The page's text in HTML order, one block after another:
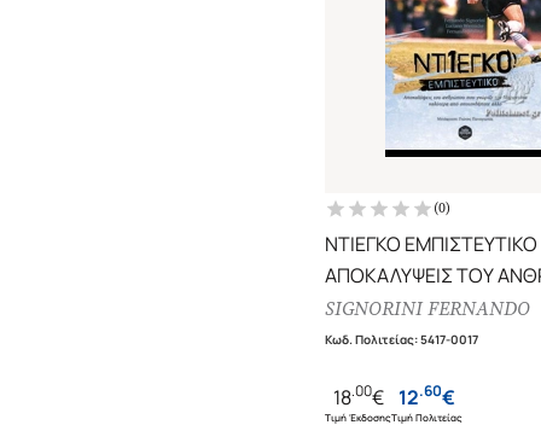
(0)
ΝΤΙΕΓΚΟ ΕΜΠΙΣΤΕΥΤΙΚΟ
ΑΠΟΚΑΛΥΨΕΙΣ ΤΟΥ
ΠΟΥ ΓΝΩΡΙΖΕ ΤΟΝ
ΜΑΡΑΝΤΟΝΑ ΚΑΛΥΤΕΡΑ
SIGNORINI FERNANDO
Κωδ. Πολιτείας:5417-0017
18.00€
Τιμή Έκδοσης
12.60€
Τιμή Πολιτείας